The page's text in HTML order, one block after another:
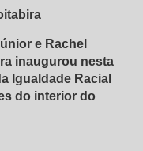
e Rachel
inaugurou nesta
Igualdade Racial
do interior do